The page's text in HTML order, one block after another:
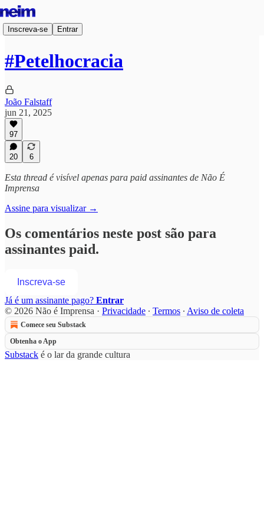
Inscreva-se Entrar
#Petelhocracia
João Falstaff
jun 21, 2025
97
20 6
Esta thread é visível apenas para paid assinantes de Não É
Imprensa
Assine para visualizar →
Os comentários neste post são para
assinantes paid.
Inscreva-se
Já é um assinante pago? Entrar
© 2026 Não é Imprensa · Privacidade ∙ Termos ∙ Aviso de coleta
Comece seu Substack
Obtenha o App
Substack é o lar da grande cultura